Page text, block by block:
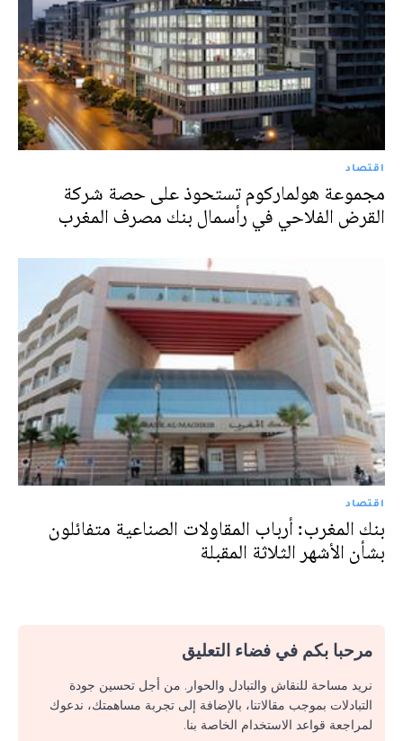
اقتصاد
مجموعة هولماركوم تستحوذ على حصة شركة
القرض الفلاحي في رأسمال بنك مصرف المغرب
اقتصاد
بنك المغرب: أرباب المقاولات الصناعية متفائلون
بشأن الأشهر الثلاثة المقبلة
مرحبا بكم في فضاء التعليق
نريد مساحة للنقاش والتبادل والحوار. من أجل تحسين جودة
التبادلات بموجب مقالاتنا، بالإضافة إلى تجربة مساهمتك، ندعوك
لمراجعة قواعد الاستخدام الخاصة بنا.